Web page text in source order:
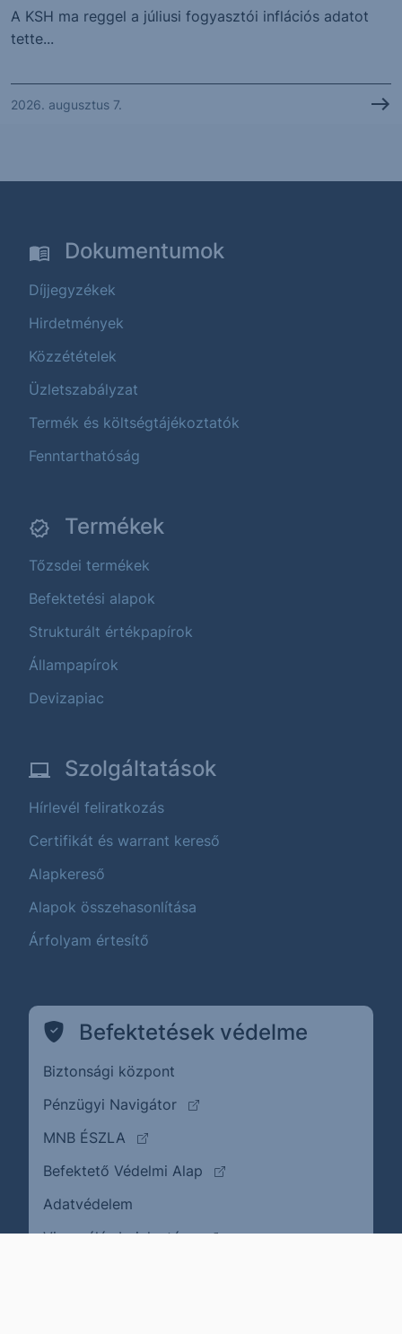
A KSH ma reggel a júliusi fogyasztói inflációs adatot
tette...
2026. augusztus 7.
Dokumentumok
Díjjegyzékek
Hirdetmények
Közzétételek
Üzletszabályzat
Termék és költségtájékoztatók
Fenntarthatóság
Termékek
Tőzsdei termékek
Befektetési alapok
Strukturált értékpapírok
Állampapírok
Devizapiac
Szolgáltatások
Hírlevél feliratkozás
Certifikát és warrant kereső
Alapkereső
Alapok összehasonlítása
Árfolyam értesítő
Befektetések védelme
Biztonsági központ
Pénzügyi Navigátor
(külső oldalra ugrik)
MNB ÉSZLA
(külső oldalra ugrik)
Befektető Védelmi Alap
(külső oldalra ugrik)
Adatvédelem
Visszaélés bejelentése(külső oldalra ugrik)